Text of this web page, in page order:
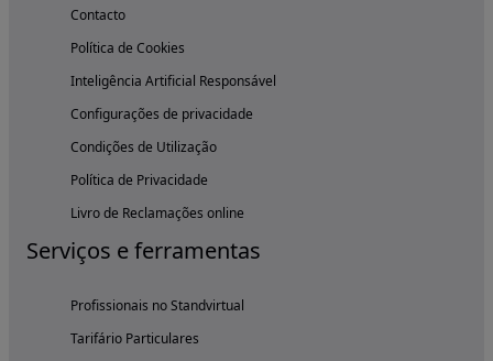
Contacto
Política de Cookies
Inteligência Artificial Responsável
Configurações de privacidade
Condições de Utilização
Política de Privacidade
Livro de Reclamações online
Serviços e ferramentas
Profissionais no Standvirtual
Tarifário Particulares